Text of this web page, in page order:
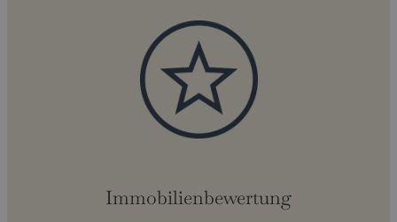
Immobilienbewertung